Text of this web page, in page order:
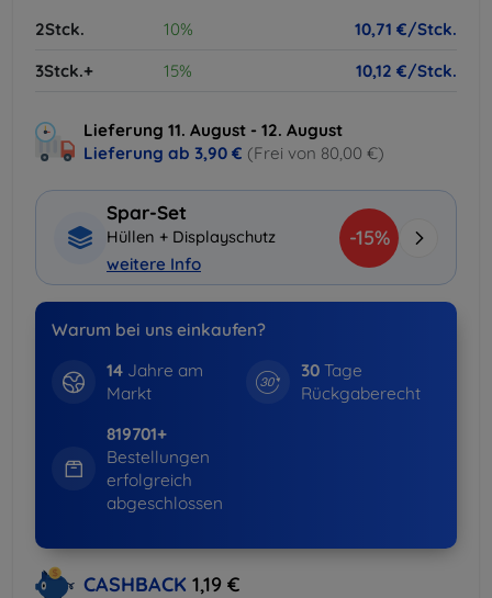
2Stck.
10%
10,71 €/Stck.
3Stck.+
15% 10,12 €/Stck.
Lieferung 11. August - 12. August
Lieferung ab 3,90 € (Frei von 80,00 €)
Spar-Set
Hüllen + Displayschutz
weitere Info
-15%
Warum bei uns einkaufen?
14Jahre am
Markt
30 Tage
Rückgaberecht
819701+
Bestellungen
erfolgreich
abgeschlossen
CASHBACK 1,19 €